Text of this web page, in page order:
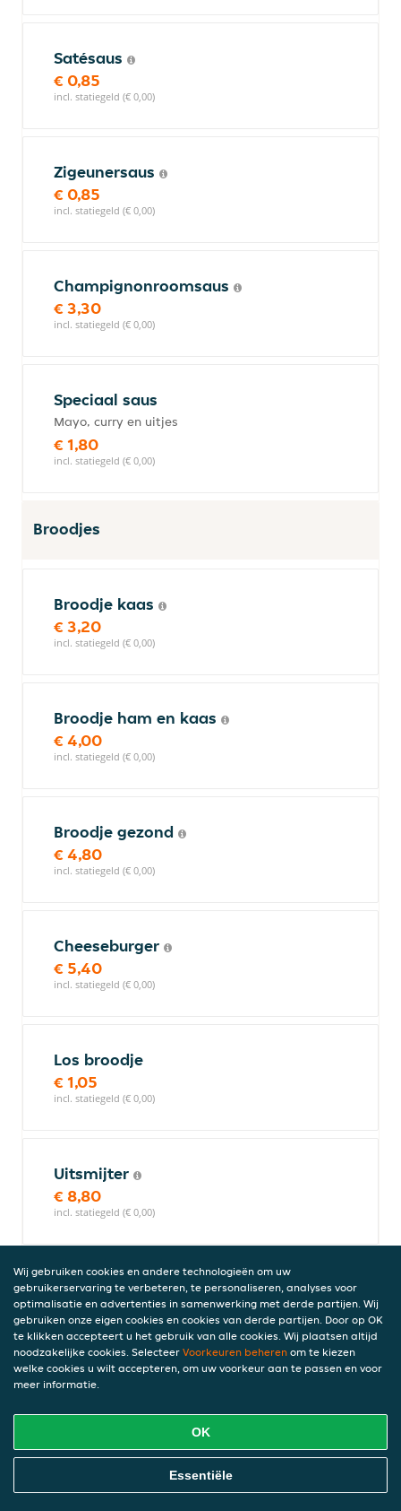
Satésaus
€ 0,85
incl. statiegeld (€ 0,00)
Zigeunersaus
€ 0,85
incl. statiegeld (€ 0,00)
Champignonroomsaus
€ 3,30
incl. statiegeld (€ 0,00)
Speciaal saus
Mayo, curry en uitjes
€ 1,80
incl. statiegeld (€ 0,00)
Broodjes
Broodje kaas
€ 3,20
incl. statiegeld (€ 0,00)
Broodje ham en kaas
€ 4,00
incl. statiegeld (€ 0,00)
Broodje gezond
€ 4,80
incl. statiegeld (€ 0,00)
Cheeseburger
€ 5,40
incl. statiegeld (€ 0,00)
Los broodje
€ 1,05
incl. statiegeld (€ 0,00)
Uitsmijter
€ 8,80
incl. statiegeld (€ 0,00)
Baguette gezond
Met ham, kaas en groente
€ 8,40
incl. statiegeld (€ 0,00)
€ 5,70
incl. statiegeld (€ 0,00)
Online Eten Bestellen
Wij gebruiken cookies en andere technologieën om uw
gebruikerservaring te verbeteren, te personaliseren, analyses voor
optimalisatie en advertenties in samenwerking met derde partijen. Wij
gebruiken onze eigen cookies en cookies van derde partijen. Door op OK
te klikken accepteert u het gebruik van alle cookies. Wij plaatsen altijd
noodzakelijke cookies. Selecteer Voorkeuren beheren om te kiezen
welke cookies u wilt accepteren, om uw voorkeur aan te passen en voor
meer informatie.
OK
Essentiële